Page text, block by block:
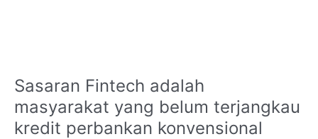
Sasaran Fintech adalah
masyarakat yang belum terjangkau
kredit perbankan konvensional